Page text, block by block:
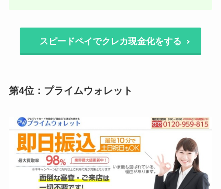
スピードペイでクレカ現金化をする
第4位：プライムウォレット